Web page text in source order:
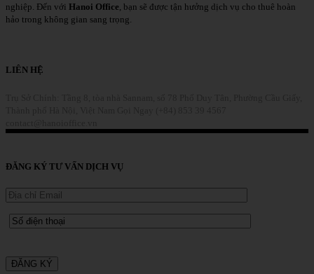
nghiệp. Đến với Hanoi Office , bạn sẽ được tận hưởng dịch vụ cho thuê hoàn
hảo trong không gian sang trọng.
LIÊN HỆ
ĐĂNG KÝ TƯ VẤN DỊCH VỤ